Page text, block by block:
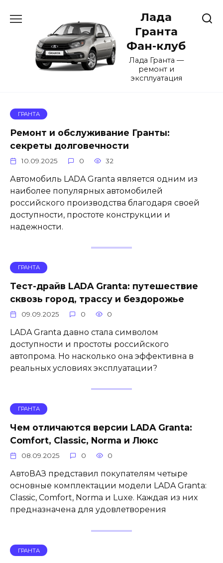
содержанию
Лада
Гранта
Фан-клуб
Лада Гранта —
ремонт и
эксплуатация
ГРАНТА
Ремонт и обслуживание Гранты:
секреты долговечности
10.09.2025 0 32
Автомобиль LADA Granta является одним из
наиболее популярных автомобилей
российского производства благодаря своей
доступности, простоте конструкции и
надежности.
ГРАНТА
Тест-драйв LADA Granta: путешествие
сквозь город, трассу и бездорожье
09.09.2025 0 0
LADA Granta давно стала символом
доступности и простоты российского
автопрома. Но насколько она эффективна в
реальных условиях эксплуатации?
ГРАНТА
Чем отличаются версии LADA Granta:
Comfort, Classic, Norma и Люкс
08.09.2025 0 0
АвтоВАЗ представил покупателям четыре
основные комплектации модели LADA Granta:
Classic, Comfort, Norma и Luxe. Каждая из них
предназначена для удовлетворения
ГРАНТА